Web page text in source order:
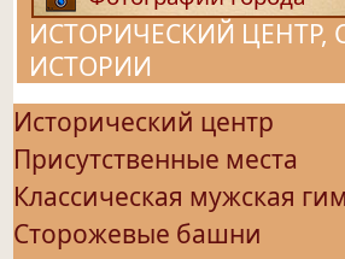
ИСТОРИЧЕСКИЙ ЦЕНТР,
ИСТОРИИ
Исторический центр
Присутственные места
Классическая мужская
Сторожевые башни